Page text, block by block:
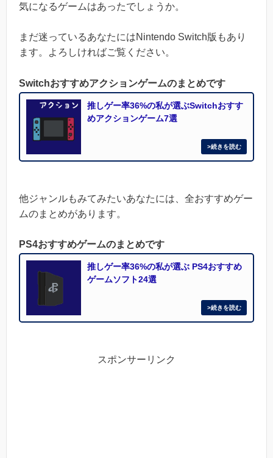
気になるゲームはあったでしょうか。
まだ迷っているあなたにはNintendo Switch版もあり
ます。よろしければご覧ください。
Switchおすすめアクションゲームのまとめです
推しゲー率36%の私が選ぶSwitchおすす
めアクションゲーム7選
他ジャンルもみてみたいあなたには、全おすすめゲー
ムのまとめがあります。
PS4おすすめゲームのまとめです
推しゲー率36%の私が選ぶ PS4おすすめ
ゲームソフト24選
スポンサーリンク